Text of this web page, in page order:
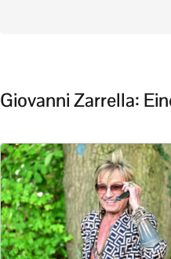
Giovanni Zarrella: